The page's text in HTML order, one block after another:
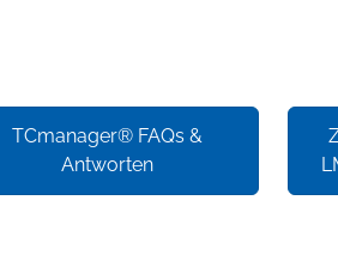
TCmanager® FAQs &
Antworten